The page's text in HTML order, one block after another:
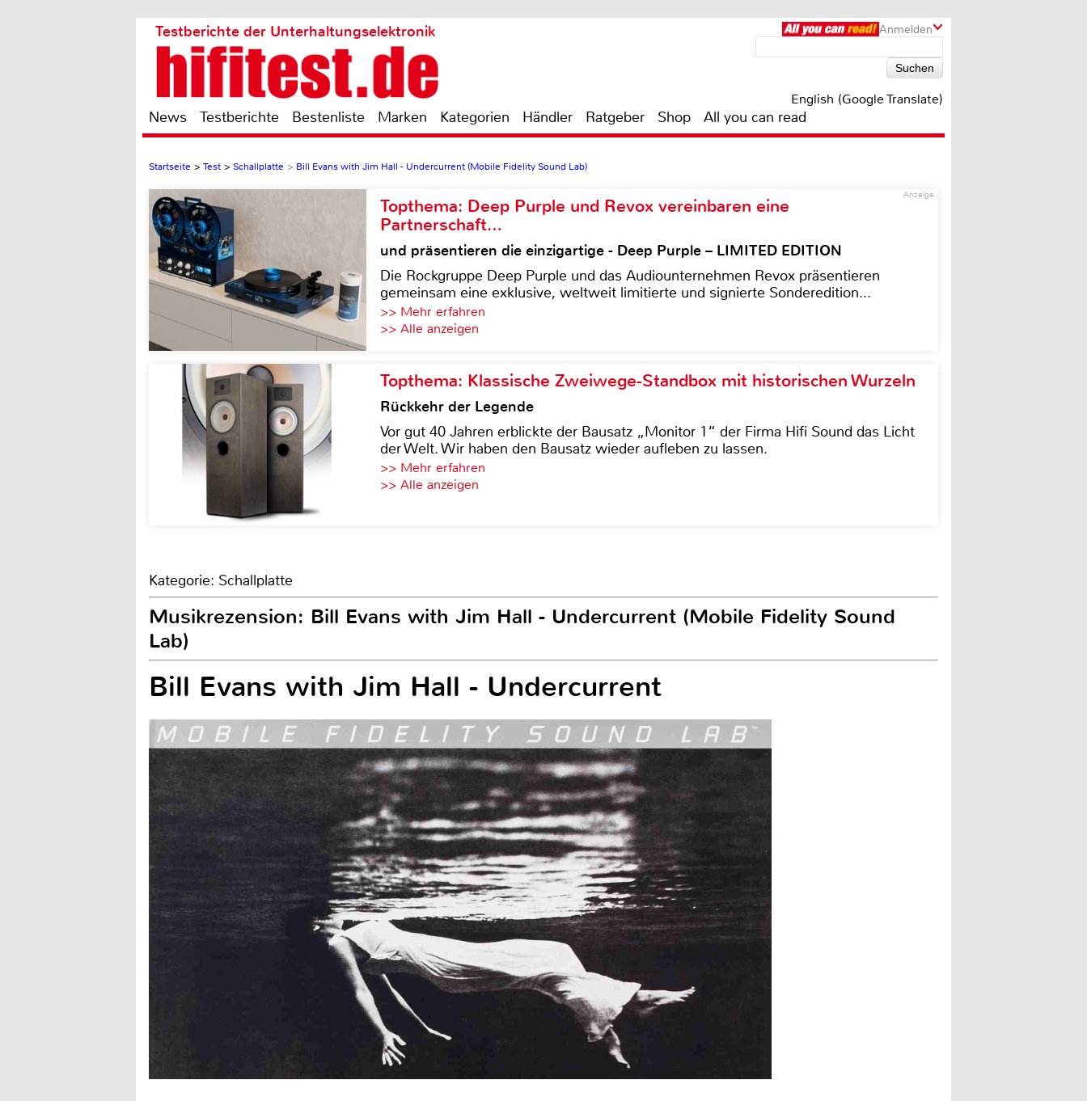
Anmelden
Testberichte der Unterhaltungselektronik
English (Google Translate)
News Testberichte Bestenliste Marken Kategorien Händler Ratgeber Shop All you can read
Startseite > Test > Schallplatte > Bill Evans with Jim Hall - Undercurrent (Mobile Fidelity Sound Lab)
Anzeige
Topthema: Deep Purple und Revox vereinbaren eine
Partnerschaft…
und präsentieren die einzigartige - Deep Purple – LIMITED EDITION
Die Rockgruppe Deep Purple und das Audiounternehmen Revox präsentieren
gemeinsam eine exklusive, weltweit limitierte und signierte Sonderedition...
>> Mehr erfahren
>> Alle anzeigen
Topthema: Klassische Zweiwege-Standbox mit historischen Wurzeln
Rückkehr der Legende
Vor gut 40 Jahren erblickte der Bausatz „Monitor 1“ der Firma Hifi Sound das Licht
der Welt. Wir haben den Bausatz wieder aufleben zu lassen.
>> Mehr erfahren
>> Alle anzeigen
Kategorie: Schallplatte
Musikrezension: Bill Evans with Jim Hall - Undercurrent (Mobile Fidelity Sound
Lab)
Bill Evans with Jim Hall - Undercurrent